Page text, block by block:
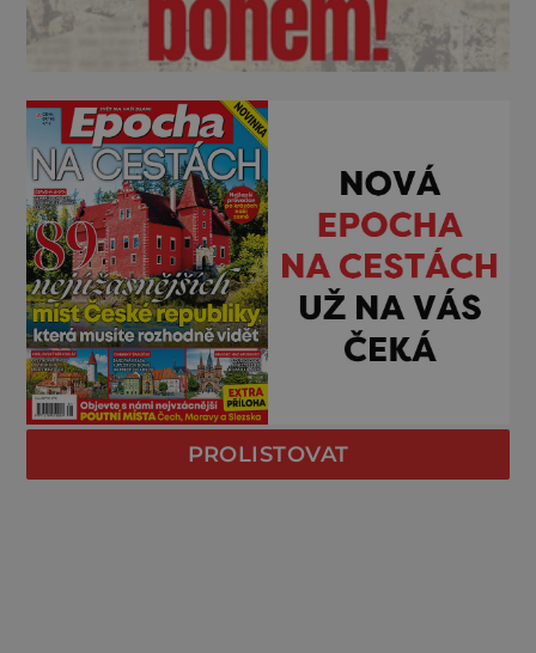
PROLISTOVAT